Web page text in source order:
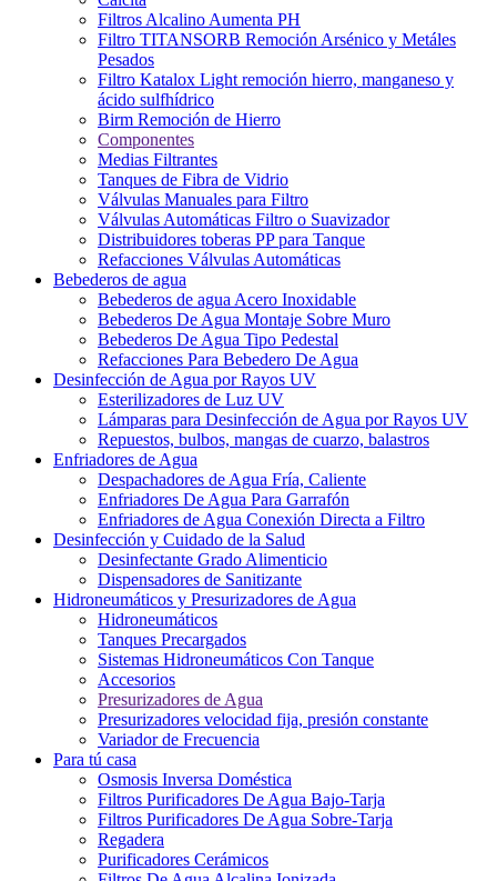
Filtros Alcalino Aumenta PH
Filtro TITANSORB Remoción Arsénico y Metáles
Pesados
Filtro Katalox Light remoción hierro, manganeso y
ácido sulfhídrico
Birm Remoción de Hierro
Componentes
Medias Filtrantes
Tanques de Fibra de Vidrio
Válvulas Manuales para Filtro
Válvulas Automáticas Filtro o Suavizador
Distribuidores toberas PP para Tanque
Refacciones Válvulas Automáticas
Bebederos de agua
Bebederos de agua Acero Inoxidable
Bebederos De Agua Montaje Sobre Muro
Bebederos De Agua Tipo Pedestal
Refacciones Para Bebedero De Agua
Desinfección de Agua por Rayos UV
Esterilizadores de Luz UV
Lámparas para Desinfección de Agua por Rayos UV
Repuestos, bulbos, mangas de cuarzo, balastros
Enfriadores de Agua
Despachadores de Agua Fría, Caliente
Enfriadores De Agua Para Garrafón
Enfriadores de Agua Conexión Directa a Filtro
Desinfección y Cuidado de la Salud
Desinfectante Grado Alimenticio
Dispensadores de Sanitizante
Hidroneumáticos y Presurizadores de Agua
Hidroneumáticos
Tanques Precargados
Sistemas Hidroneumáticos Con Tanque
Accesorios
Presurizadores de Agua
Presurizadores velocidad fija, presión constante
Variador de Frecuencia
Para tú casa
Osmosis Inversa Doméstica
Filtros Purificadores De Agua Bajo-Tarja
Filtros Purificadores De Agua Sobre-Tarja
Regadera
Purificadores Cerámicos